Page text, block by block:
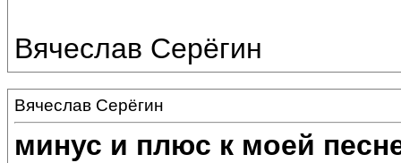
Вячеслав Серёгин
Вячеслав Серёгин
минус и плюс к моей